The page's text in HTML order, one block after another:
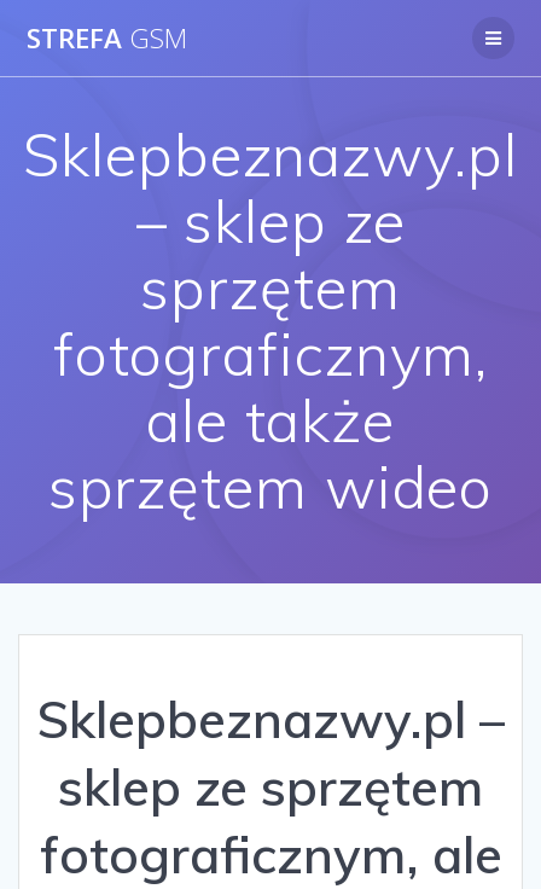
STREFA GSM
Sklepbeznazwy.pl
– sklep ze
sprzętem
fotograficznym,
ale także
sprzętem wideo
Sklepbeznazwy.pl –
sklep ze sprzętem
fotograficznym, ale